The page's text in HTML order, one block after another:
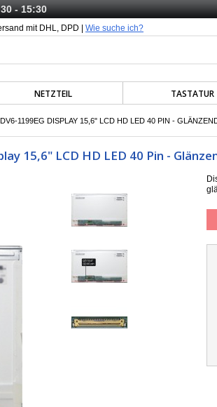
- 15:30
mit DHL, DPD | Wie suche ich?
NETZTEIL TASTATUR
1199EG DISPLAY 15,6" LCD HD LED 40 PIN -
15,6" LCD HD LED 40 Pin -
g